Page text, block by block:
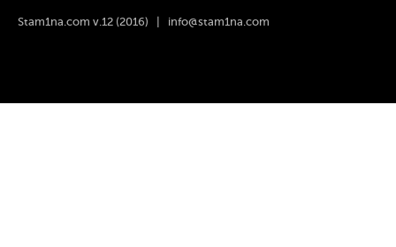
Stam1na.com v.12 (2016) | info@stam1na.com